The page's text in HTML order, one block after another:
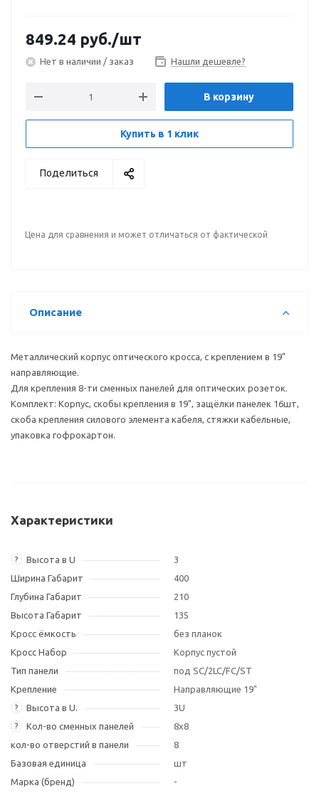
849.24 руб./шт
Нет в наличии / заказ Нашли дешевле?
В корзину
Купить в 1 клик
Поделиться
Цена для сравнения и может отличаться от фактической
Описание
Металлический корпус оптического кросса, с креплением в 19"
направляющие.
Для крепления 8-ти сменных панелей для оптических розеток.
Комплект: Корпус, скобы крепления в 19", защёлки панелек 16шт,
скоба крепления силового элемента кабеля, стяжки кабельные,
упаковка гофрокартон.
Характеристики
? Высота в U
3
Ширина Габарит
400
Глубина Габарит
210
Высота Габарит
135
Кросс ёмкость
без планок
Кросс Набор
Корпус пустой
Тип панели
под SC/2LC/FC/ST
Крепление
Направляющие 19"
? Высота в U. 3U
? Кол-во сменных панелей
8х8
кол-во отверстий в панели
8
Базовая единица
шт
Марка (бренд)
-